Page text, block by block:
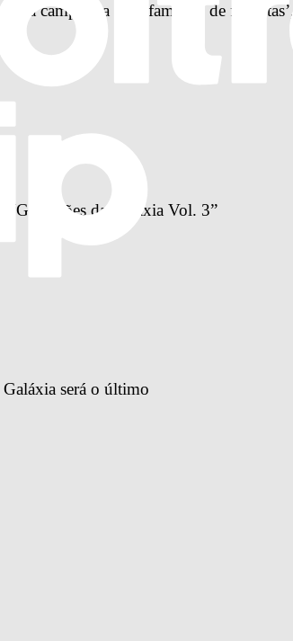
campanha de difamação de
“Guardiões da Galáxia Vol. 3”
será o último